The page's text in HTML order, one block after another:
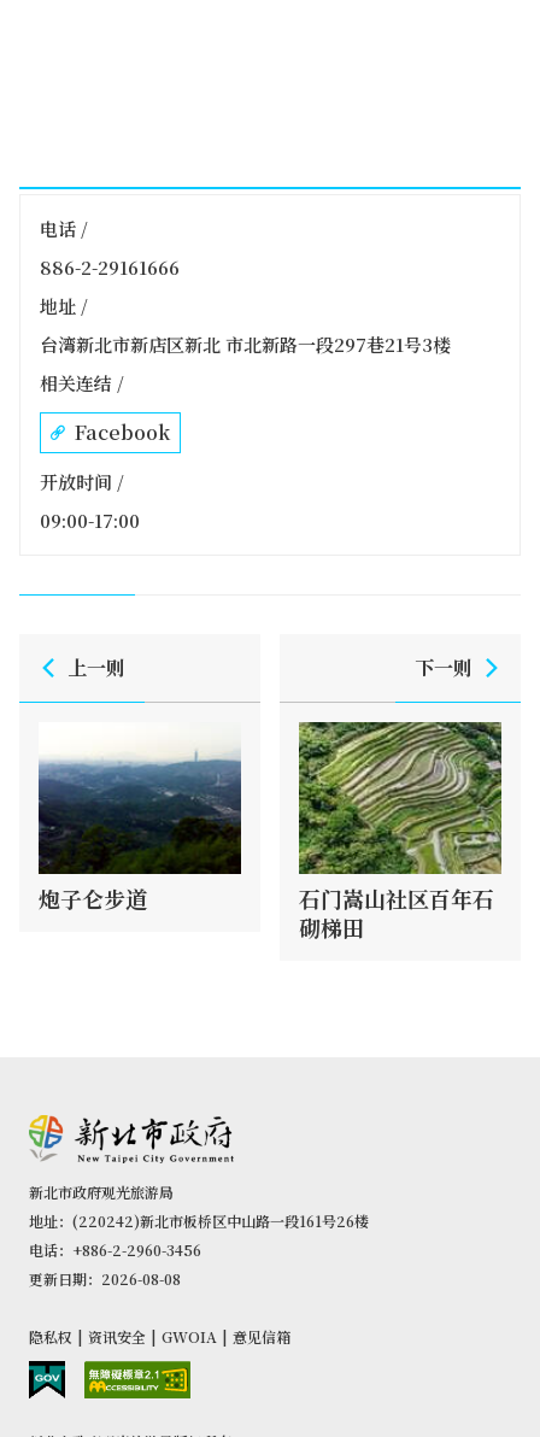
电话 /
886-2-29161666
地址 /
台湾新北市新店区新北 市北新路一段297巷21号3楼
相关连结 /
Facebook
开放时间 /
09:00-17:00
上一则
炮子仑步道
下一则
石门嵩山社区百年石
砌梯田
新北市政府观光旅游局
地址：(220242)新北市板桥区中山路一段161号26楼
电话：+886-2-2960-3456
更新日期：2026-08-08
隐私权 | 资讯安全 | GWOIA | 意见信箱